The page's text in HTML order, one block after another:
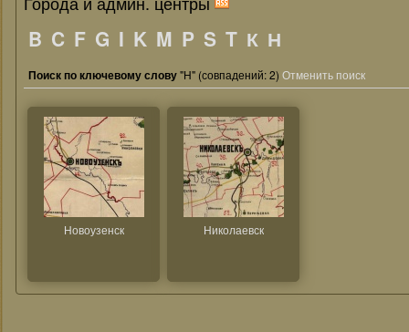
B C F G I K M P S T К Н
Поиск по ключевому слову"Н" (совпадений: 2) Отменить поиск
Новоузенск Николаевск